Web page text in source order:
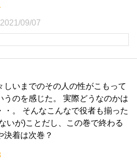
2021/09/07
しいまでのその人の性がこもって
うのを感じた。 実際どうなのかは
・。 そんなこんなで役者も揃った
いが)ことだし、この巻で終わる
決着は次巻？